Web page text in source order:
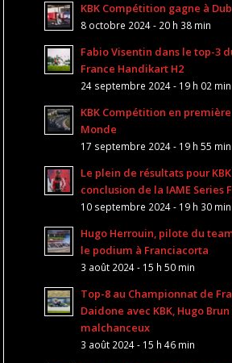
KBK Compétition gagne à
8 octobre 2024 - 20 h 38 min
Fabio Visentin dans le top-3
France Handikart H2
24 septembre 2024 - 19 h 02 min
KBK Compétition en
Monde
17 septembre 2024 - 19 h 55 min
Le plein de résultats pour
conclusion de la IAME Series
10 septembre 2024 - 19 h 30 min
Hugo Herrouin, pilote du
le podium à Franciacorta
3 août 2024 - 15 h 50 min
Top-8 au Championnat de
Daidone avec KBK, Hugo
malchanceux
3 août 2024 - 15 h 46 min